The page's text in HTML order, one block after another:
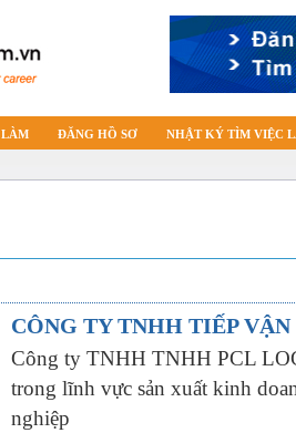
ĐĂNG HỒ SƠ NHẬT KÝ TÌM VIỆC
CÔNG TY TNHH TIẾP
Công ty TNHH TNHH PCL
trong lĩnh vực sản xuất kinh
nghiệp